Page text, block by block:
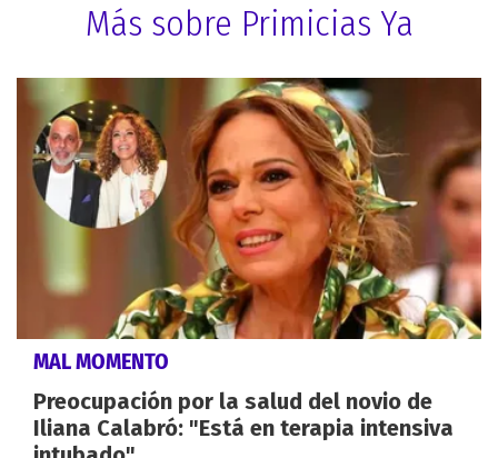
Más sobre Primicias Ya
MAL MOMENTO
Preocupación por la salud del novio de
Iliana Calabró: "Está en terapia intensiva